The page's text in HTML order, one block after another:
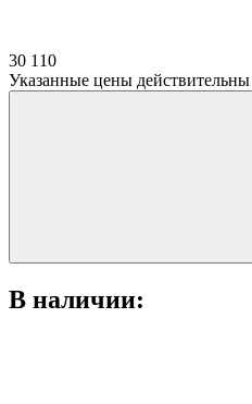
30 110
Указанные цены действительны
В наличии: